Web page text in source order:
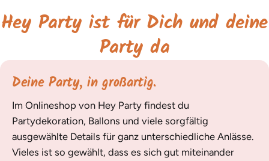
Hey Party ist für Dich und deine
Party da
Deine Party, in großartig.
Im Onlineshop von Hey Party findest du
Partydekoration, Ballons und viele sorgfältig
ausgewählte Details für ganz unterschiedliche Anlässe.
Vieles ist so gewählt, dass es sich gut miteinander